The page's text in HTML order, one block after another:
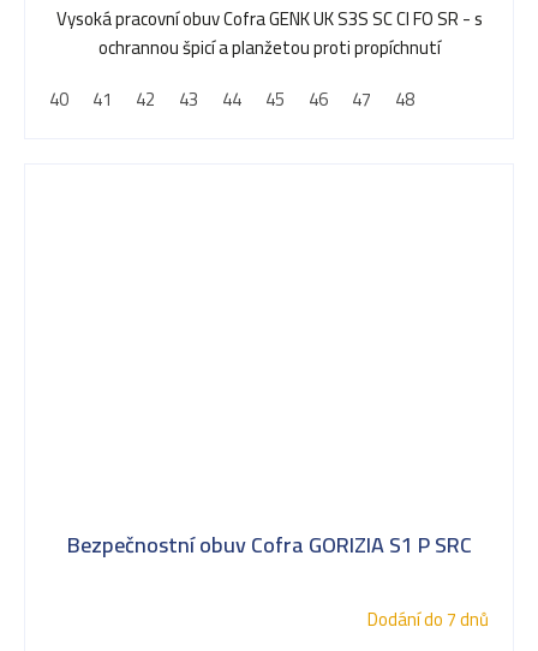
Vysoká pracovní obuv Cofra GENK UK S3S SC CI FO SR - s
ochrannou špicí a planžetou proti propíchnutí
40
41 42 43 44 45 46 47 48
Bezpečnostní obuv Cofra GORIZIA S1 P SRC
Dodání do 7 dnů